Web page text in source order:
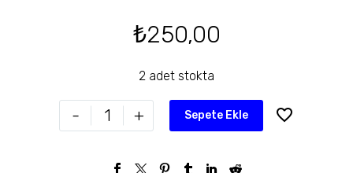
₺250,00
2 adet stokta
- + Sepete Ekle